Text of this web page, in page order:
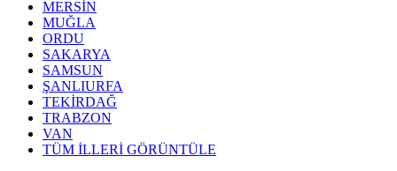
MERSİN
MUĞLA
ORDU
SAKARYA
SAMSUN
ŞANLIURFA
TEKİRDAĞ
TRABZON
VAN
TÜM İLLERİ GÖRÜNTÜLE